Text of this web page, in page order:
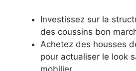
Investissez sur la
des coussins bon
Achetez des housses
pour actualiser le look
mobilier.